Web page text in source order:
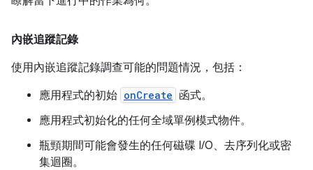
內嵌追蹤記錄
使用內嵌追蹤記錄調查可能的問題情況，包括：
應用程式的初始 onCreate 函式。
應用程式初始化的任何全域單例模式物件。
瓶頸期間可能會發生的任何磁碟 I/O、去序列化或密
集迴圈。